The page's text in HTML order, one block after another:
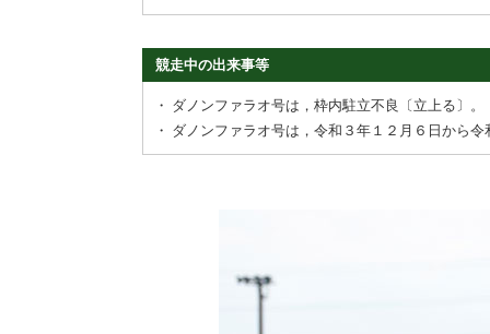
競走中の出来事等
・ ダノンファラオ号は，枠内駐立不良〔立上る〕。
・ ダノンファラオ号は，令和３年１２月６日から